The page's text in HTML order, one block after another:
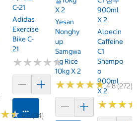
★★
★★ 4.5 (34)
C-21
Adidas
Exercise
Bike C-
21
★★★★★
★★★★★
카트에 담기
X 2
Yesan
Nonghy
Up
Samgwa
Ng Rice
10kg X 2
★★★★★
★★★★★4.8 (272)
900ml
X 2
Alpecin
Caffeine
C1
Shampo
O
900ml
X 2
★★★
★★★